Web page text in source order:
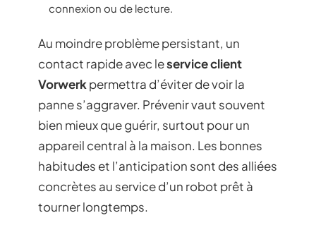
connexion ou de lecture.
Au moindre problème persistant, un
contact rapide avec leservice client
Vorwerk permettra d’éviter de voir la
panne s’aggraver. Prévenir vaut souvent
bien mieux que guérir, surtout pour un
appareil central à la maison. Les bonnes
habitudes et l’anticipation sont des alliées
concrètes au service d’un robot prêt à
tourner longtemps.